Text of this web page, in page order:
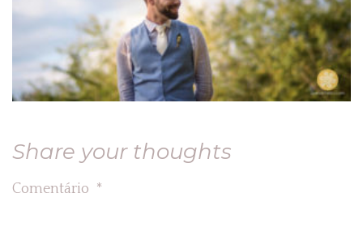
Share your thoughts
Comentário *